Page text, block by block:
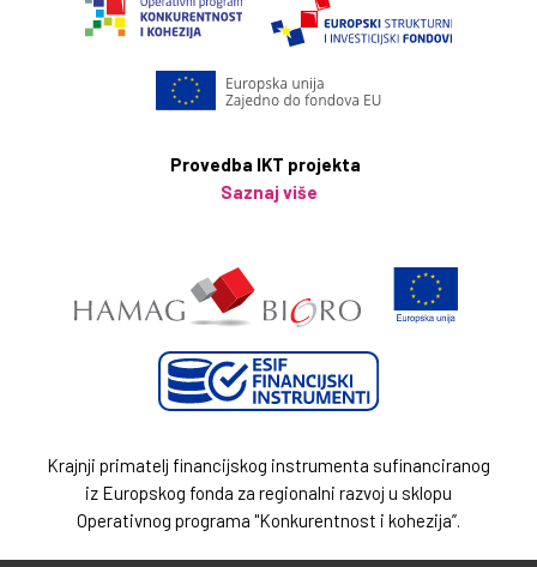
Provedba IKT projekta
Saznaj više
Krajnji primatelj financijskog instrumenta sufinanciranog
iz Europskog fonda za regionalni razvoj u sklopu
Operativnog programa "Konkurentnost i kohezija”.